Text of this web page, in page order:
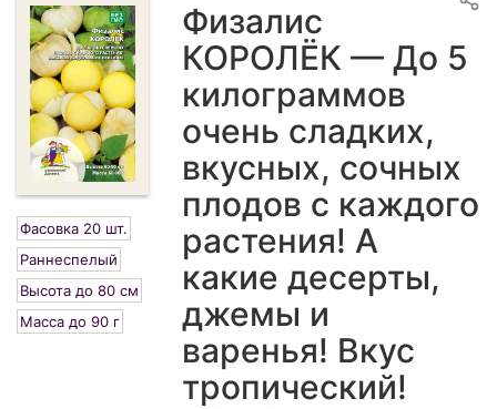
Фасовка 20 шт.
Раннеспелый
Высота до 80 см
Масса до 90 г
Физалис
КОРОЛЁК — До 5
килограммов
очень сладких,
вкусных, сочных
плодов с каждого
растения! А
какие десерты,
джемы и
варенья! Вкус
тропический!